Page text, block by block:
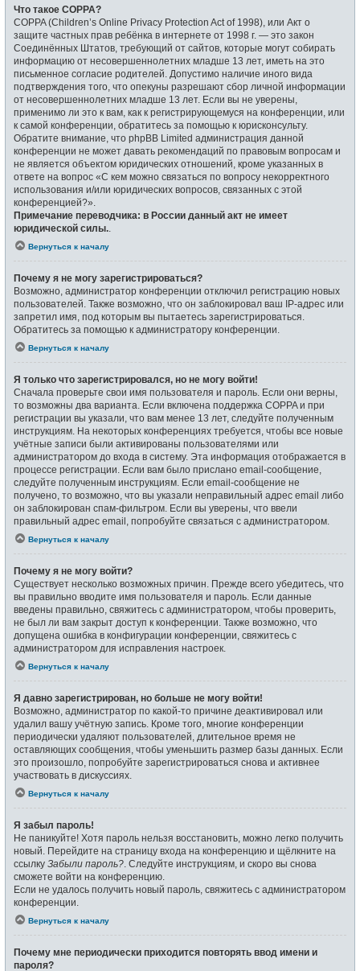
Что такое COPPA?
COPPA (Children’s Online Privacy Protection Act of 1998), или Акт о
защите частных прав ребёнка в интернете от 1998 г. — это закон
Соединённых Штатов, требующий от сайтов, которые могут собирать
информацию от несовершеннолетних младше 13 лет, иметь на это
письменное согласие родителей. Допустимо наличие иного вида
подтверждения того, что опекуны разрешают сбор личной информации
от несовершеннолетних младше 13 лет. Если вы не уверены,
применимо ли это к вам, как к регистрирующемуся на конференции, или
к самой конференции, обратитесь за помощью к юрисконсульту.
Обратите внимание, что phpBB Limited администрация данной
конференции не может давать рекомендаций по правовым вопросам и
не является объектом юридических отношений, кроме указанных в
ответе на вопрос «С кем можно связаться по вопросу некорректного
использования и/или юридических вопросов, связанных с этой
конференцией?».
Примечание переводчика: в России данный акт не имеет
юридической силы.
Вернуться к началу
Почему я не могу зарегистрироваться?
Возможно, администратор конференции отключил регистрацию новых
пользователей. Также возможно, что он заблокировал ваш IP-адрес или
запретил имя, под которым вы пытаетесь зарегистрироваться.
Обратитесь за помощью к администратору конференции.
Вернуться к началу
Я только что зарегистрировался, но не могу войти!
Сначала проверьте свои имя пользователя и пароль. Если они верны,
то возможны два варианта. Если включена поддержка COPPA и при
регистрации вы указали, что вам менее 13 лет, следуйте полученным
инструкциям. На некоторых конференциях требуется, чтобы все новые
учётные записи были активированы пользователями или
администратором до входа в систему. Эта информация отображается в
процессе регистрации. Если вам было прислано email-сообщение,
следуйте полученным инструкциям. Если email-сообщение не
получено, то возможно, что вы указали неправильный адрес email либо
он заблокирован спам-фильтром. Если вы уверены, что ввели
правильный адрес email, попробуйте связаться с администратором.
Вернуться к началу
Почему я не могу войти?
Существует несколько возможных причин. Прежде всего убедитесь, что
вы правильно вводите имя пользователя и пароль. Если данные
введены правильно, свяжитесь с администратором, чтобы проверить,
не был ли вам закрыт доступ к конференции. Также возможно, что
допущена ошибка в конфигурации конференции, свяжитесь с
администратором для исправления настроек.
Вернуться к началу
Я давно зарегистрирован, но больше не могу войти!
Возможно, администратор по какой-то причине деактивировал или
удалил вашу учётную запись. Кроме того, многие конференции
периодически удаляют пользователей, длительное время не
оставляющих сообщения, чтобы уменьшить размер базы данных. Если
это произошло, попробуйте зарегистрироваться снова и активнее
участвовать в дискуссиях.
Вернуться к началу
Я забыл пароль!
Не паникуйте! Хотя пароль нельзя восстановить, можно легко получить
новый. Перейдите на страницу входа на конференцию и щёлкните на
ссылку Забыли пароль? . Следуйте инструкциям, и скоро вы снова
сможете войти на конференцию.
Если не удалось получить новый пароль, свяжитесь с администратором
конференции.
Вернуться к началу
Почему мне периодически приходится повторять ввод имени и
пароля?